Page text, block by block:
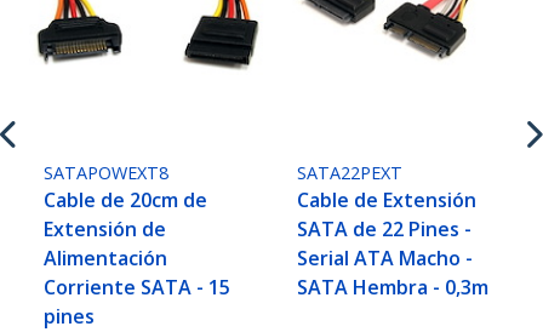
SATAPOWEXT8
Cable de 20cm de
Extensión de
Alimentación
Corriente SATA - 15
pines
SATA22PEXT
Cable de Extensión
SATA de 22 Pines -
Serial ATA Macho -
SATA Hembra - 0,3m